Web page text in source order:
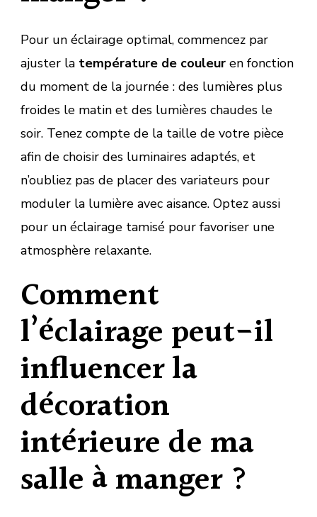
Pour un éclairage optimal, commencez par
ajuster la température de couleur en fonction
du moment de la journée : des lumières plus
froides le matin et des lumières chaudes le
soir. Tenez compte de la taille de votre pièce
afin de choisir des luminaires adaptés, et
n’oubliez pas de placer des variateurs pour
moduler la lumière avec aisance. Optez aussi
pour un éclairage tamisé pour favoriser une
atmosphère relaxante.
Comment
l’éclairage peut-il
influencer la
décoration
intérieure de ma
salle à manger ?